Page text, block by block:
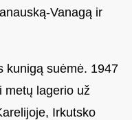
Vanagą ir
kunigą suėmė. 1947
metų lagerio už
Irkutsko